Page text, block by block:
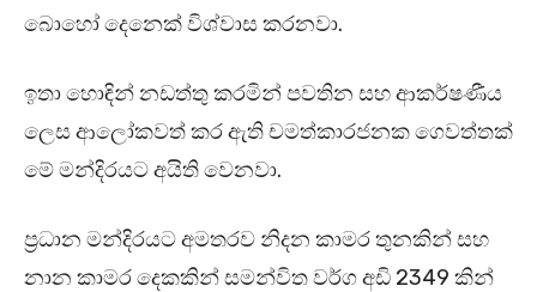
බොහෝ දෙනෙක් විශ්වාස කරනවා.
ඉතා හොඳින් නඩත්තු කරමින් පවතින සහ ආකර්ෂණීය
ලෙස ආලෝකවත් කර ඇති චමත්කාරජනක ගෙවත්තක්
මේ මන්දිරයට අයිති වෙනවා.
ප්‍රධාන මන්දිරයට අමතරව නිදන කාමර තුනකින් සහ
නාන කාමර දෙකකින් සමන්විත වර්ග අඩි 2349 කින්